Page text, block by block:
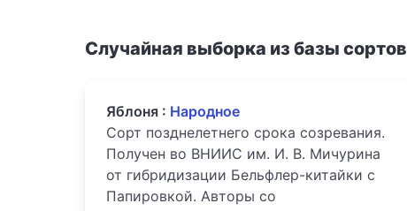
Случайная выборка из базы сортов
Яблоня : Народное
Сорт позднелетнего срока созревания.
Получен во ВНИИС им. И. В. Мичурина
от гибридизации Бельфлер-китайки с
Папировкой. Авторы со